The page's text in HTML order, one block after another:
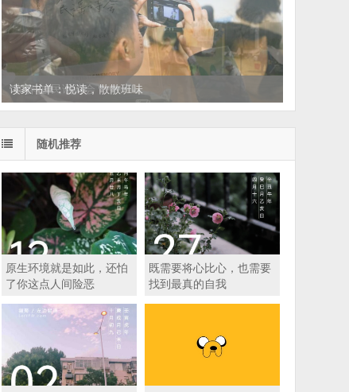
读家书单：悦读，散散班味
随机推荐
原生环境就是如此，还怕
了你这点人间险恶
既需要将心比心，也需要
找到最真的自我